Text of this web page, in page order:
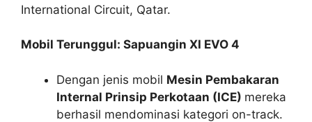
International Circuit, Qatar.
Mobil Terunggul: Sapuangin XI EVO 4
Dengan jenis mobil Mesin Pembakaran
Internal Prinsip Perkotaan (ICE) mereka
berhasil mendominasi kategori on-track.